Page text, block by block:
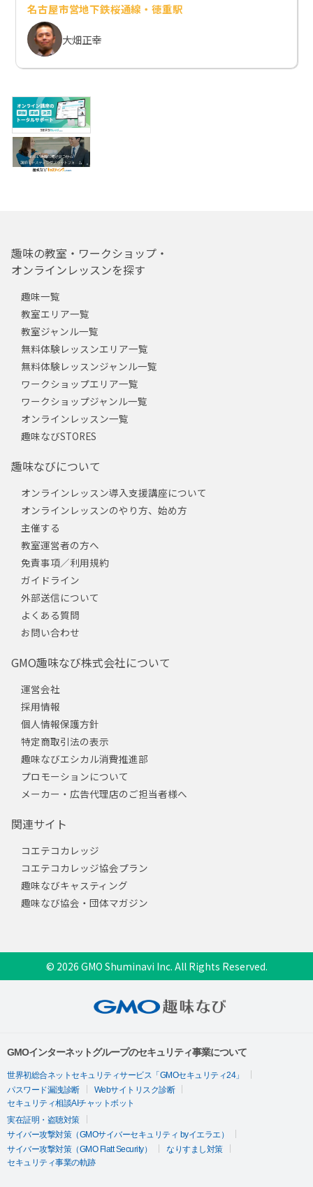
名古屋市営地下鉄桜通線・徳重駅
大畑正幸
趣味の教室・ワークショップ・
オンラインレッスンを探す
趣味一覧
教室エリア一覧
教室ジャンル一覧
無料体験レッスンエリア一覧
無料体験レッスンジャンル一覧
ワークショップエリア一覧
ワークショップジャンル一覧
オンラインレッスン一覧
趣味なびSTORES
趣味なびについて
オンラインレッスン導入支援講座について
オンラインレッスンのやり方、始め方
主催する
教室運営者の方へ
免責事項／利用規約
ガイドライン
外部送信について
よくある質問
お問い合わせ
GMO趣味なび株式会社について
運営会社
採用情報
個人情報保護方針
特定商取引法の表示
趣味なびエシカル消費推進部
プロモーションについて
メーカー・広告代理店のご担当者様へ
関連サイト
コエテコカレッジ
コエテコカレッジ協会プラン
趣味なびキャスティング
趣味なび協会・団体マガジン
© 2026 GMO Shuminavi Inc. All Rights Reserved.